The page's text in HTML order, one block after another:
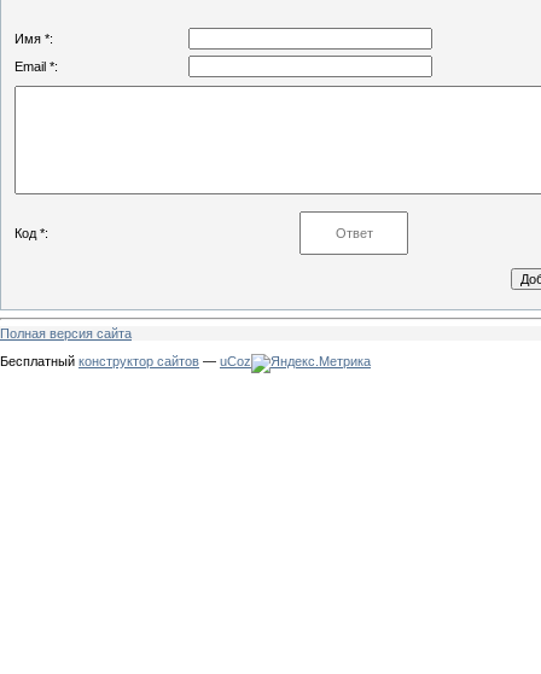
Имя *:
Email *:
Код *:
Полная версия сайта
Бесплатный конструктор сайтов — uCoz